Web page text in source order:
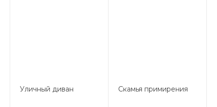
Уличный диван Скамья примирения